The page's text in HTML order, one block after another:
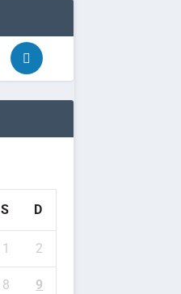
S D
1 2
8 9